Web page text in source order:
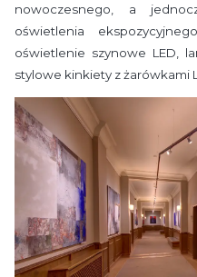
nowoczesnego, a
oświetlenia
oświetlenie szynowe LED,
stylowe kinkiety z żarówkami